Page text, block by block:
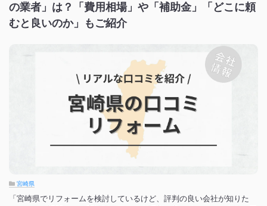
の業者」は？「費用相場」や「補助金」「どこに頼
むと良いのか」もご紹介
宮崎県
「宮崎県でリフォームを検討しているけど、評判の良い会社が知りた